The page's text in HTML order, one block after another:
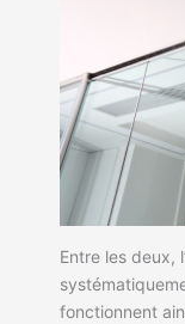
Entre les deux,
fonctionnent